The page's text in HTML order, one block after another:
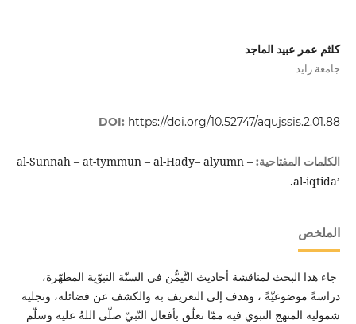
كلثم عمر عبيد الماجد
جامعة زايد
DOI: https://doi.org/10.52747/aqujssis.2.01.88
الكلمات المفتاحية: al-Sunnah – at-tymmun – al-Hady– alyumn –
al-iqtidāʼ.
الملخص
جاء هذا البحث لمناقشة أحاديث التَّيمُّن في السنّة النبوّية المطهّرة،
دراسةً موضوعيّةً ، وهدف إلى التعريف به والكشف عن فضائله، وتجلية
شمولية المنهج النبوي فيه ممّا تعلّق بأفعال النّبيّ صلّى اللهُ عليه وسلّم